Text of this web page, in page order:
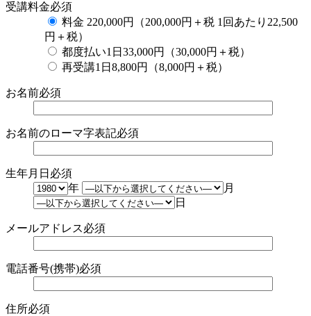
受講料金必須
料金 220,000円（200,000円＋税 1回あたり22,500
円＋税）
都度払い1日33,000円（30,000円＋税）
再受講1日8,800円（8,000円＋税）
お名前必須
お名前のローマ字表記必須
生年月日 必須
年
月
日
メールアドレス必須
電話番号(携帯)必須
住所必須